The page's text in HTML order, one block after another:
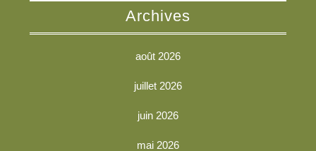
Archives
août 2026
juillet 2026
juin 2026
mai 2026